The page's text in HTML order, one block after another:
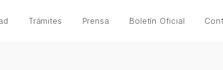
Trámites Prensa Boletín Oficial